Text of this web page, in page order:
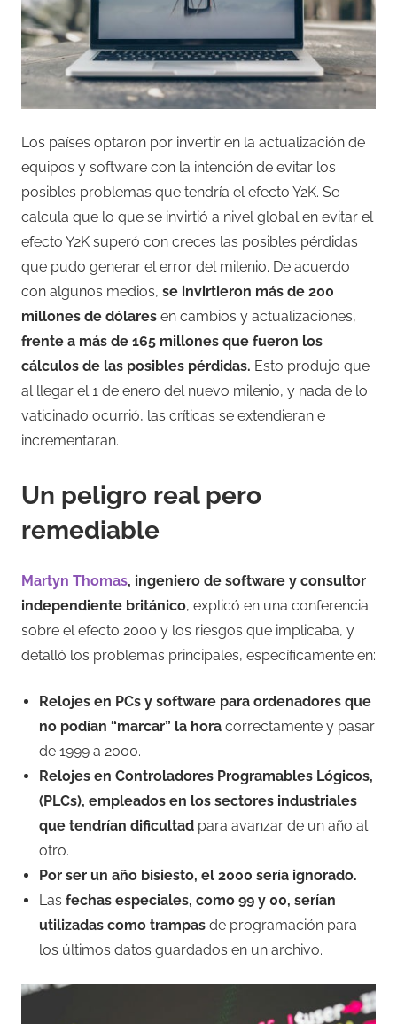
Los países optaron por invertir en la actualización de
equipos y software con la intención de evitar los
posibles problemas que tendría el efecto Y2K. Se
calcula que lo que se invirtió a nivel global en evitar el
efecto Y2K superó con creces las posibles pérdidas
que pudo generar el error del milenio. De acuerdo
con algunos medios, se invirtieron más de 200
millones de dólares en cambios y actualizaciones,
frente a más de 165 millones que fueron los
cálculos de las posibles pérdidas. Esto produjo que
al llegar el 1 de enero del nuevo milenio, y nada de lo
vaticinado ocurrió, las críticas se extendieran e
incrementaran.
Un peligro real pero
remediable
Martyn Thomas, ingeniero de software y consultor
independiente británico, explicó en una conferencia
sobre el efecto 2000 y los riesgos que implicaba, y
detalló los problemas principales, específicamente en:
Relojes en PCs y software para ordenadores que
no podían “marcar” la hora correctamente y pasar
de 1999 a 2000.
Relojes en Controladores Programables Lógicos,
(PLCs), empleados en los sectores industriales
que tendrían dificultad para avanzar de un año al
otro.
Por ser un año bisiesto, el 2000 sería ignorado.
Las fechas especiales, como 99 y 00, serían
utilizadas como trampas de programación para
los últimos datos guardados en un archivo.